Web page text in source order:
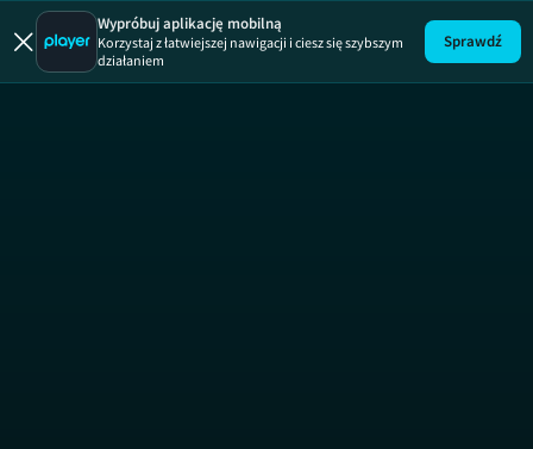
Fachowcy
Wypróbuj aplikację mobilną
Korzystaj z łatwiejszej nawigacji i ciesz się szybszym
działaniem
Sprawdź